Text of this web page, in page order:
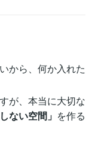
から、何か入れた
が、本当に大切な
ない空間」 を作る